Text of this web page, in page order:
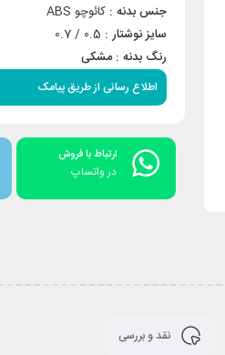
جنس بدنه :کائوچو ABS
سایز نوشتار : 0.5 / 0.7
رنگ بدنه : مشکی
اطلاع رسانی از طریق پیامک
ارتباط با فروش
در واتساپ
نقد و بررسی